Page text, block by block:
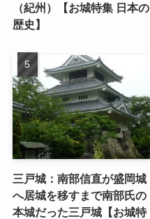
（紀州）【お城特集 日本の
歴史】
三戸城：南部信直が盛岡城
へ居城を移すまで南部氏の
本城だった三戸城【お城特